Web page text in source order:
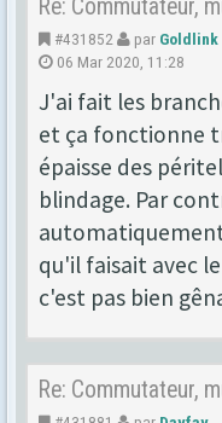
Re: Commutateur,
#431852 par Goldlink
06 Mar 2020, 11:28
J'ai fait les
et ça fonctionne
épaisse des
blindage. Par
qu'il faisait avec
c'est pas bien
Re: Commutateur,